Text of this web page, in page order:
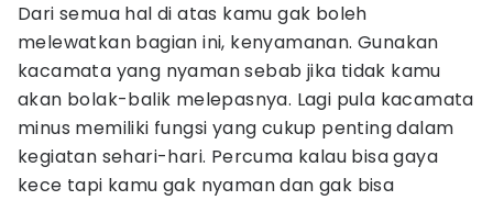
Dari semua hal di atas kamu gak boleh
melewatkan bagian ini, kenyamanan. Gunakan
kacamata yang nyaman sebab jika tidak kamu
akan bolak-balik melepasnya. Lagi pula kacamata
minus memiliki fungsi yang cukup penting dalam
kegiatan sehari-hari. Percuma kalau bisa gaya
kece tapi kamu gak nyaman dan gak bisa